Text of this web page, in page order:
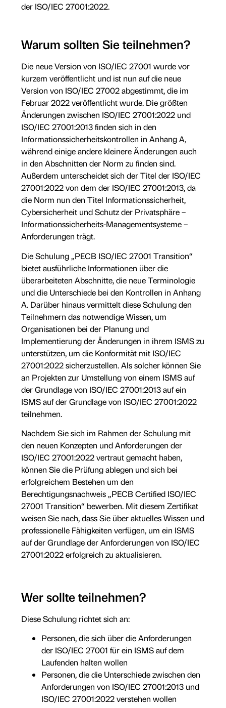
der ISO/IEC 27001:2022.
Warum sollten Sie teilnehmen?
Die neue Version von ISO/IEC 27001 wurde vor
kurzem veröffentlicht und ist nun auf die neue
Version von ISO/IEC 27002 abgestimmt, die im
Februar 2022 veröffentlicht wurde. Die größten
Änderungen zwischen ISO/IEC 27001:2022 und
ISO/IEC 27001:2013 finden sich in den
Informationssicherheitskontrollen in Anhang A,
während einige andere kleinere Änderungen auch
in den Abschnitten der Norm zu finden sind.
Außerdem unterscheidet sich der Titel der ISO/IEC
27001:2022 von dem der ISO/IEC 27001:2013, da
die Norm nun den Titel Informationssicherheit,
Cybersicherheit und Schutz der Privatsphäre –
Informationssicherheits-Managementsysteme –
Anforderungen trägt.
Die Schulung „PECB ISO/IEC 27001 Transition“
bietet ausführliche Informationen über die
überarbeiteten Abschnitte, die neue Terminologie
und die Unterschiede bei den Kontrollen in Anhang
A. Darüber hinaus vermittelt diese Schulung den
Teilnehmern das notwendige Wissen, um
Organisationen bei der Planung und
Implementierung der Änderungen in ihrem ISMS zu
unterstützen, um die Konformität mit ISO/IEC
27001:2022 sicherzustellen. Als solcher können Sie
an Projekten zur Umstellung von einem ISMS auf
der Grundlage von ISO/IEC 27001:2013 auf ein
ISMS auf der Grundlage von ISO/IEC 27001:2022
teilnehmen.
Nachdem Sie sich im Rahmen der Schulung mit
den neuen Konzepten und Anforderungen der
ISO/IEC 27001:2022 vertraut gemacht haben,
können Sie die Prüfung ablegen und sich bei
erfolgreichem Bestehen um den
Berechtigungsnachweis „PECB Certified ISO/IEC
27001 Transition“ bewerben. Mit diesem Zertifikat
weisen Sie nach, dass Sie über aktuelles Wissen und
professionelle Fähigkeiten verfügen, um ein ISMS
auf der Grundlage der Anforderungen von ISO/IEC
27001:2022 erfolgreich zu aktualisieren.
Wer sollte teilnehmen?
Diese Schulung richtet sich an:
Personen, die sich über die Anforderungen
der ISO/IEC 27001 für ein ISMS auf dem
Laufenden halten wollen
Personen, die die Unterschiede zwischen den
Anforderungen von ISO/IEC 27001:2013 und
ISO/IEC 27001:2022 verstehen wollen